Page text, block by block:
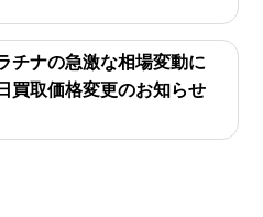
チナの急激な相場変動に
買取価格変更のお知らせ